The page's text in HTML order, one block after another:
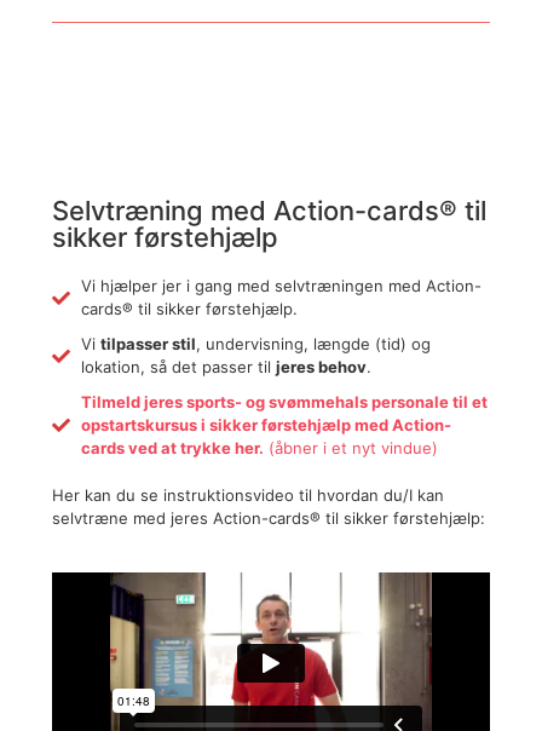
Selvtræning med Action-cards® til
sikker førstehjælp
Vi hjælper jer i gang med selvtræningen med Action-
cards® til sikker førstehjælp.
Vi tilpasser stil, undervisning, længde (tid) og
lokation, så det passer til jeres behov.
Tilmeld jeres sports- og svømmehals personale til et
opstartskursus i sikker førstehjælp med Action-
cards ved at trykke her. (åbner i et nyt vindue)
Her kan du se instruktionsvideo til hvordan du/I kan
selvtræne med jeres Action-cards® til sikker førstehjælp: